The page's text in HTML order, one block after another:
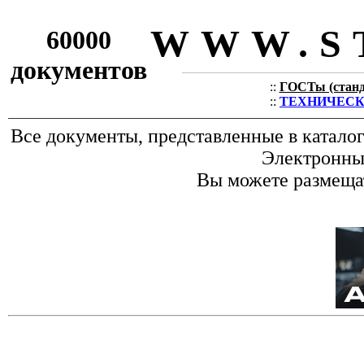
60000
документов
:: ГОСТы
::
Все документы, представленные в
Вы можете